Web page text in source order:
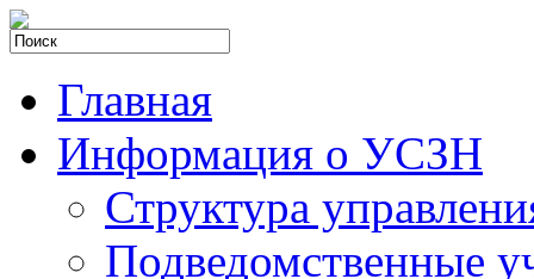
Главная
Информация о УСЗН
Структура
Подведомственные